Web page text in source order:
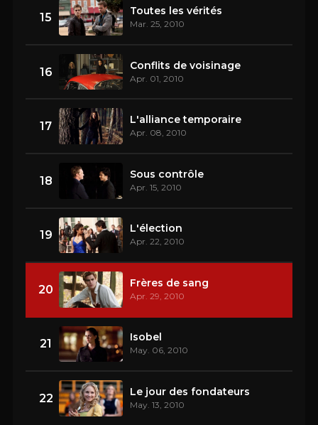
15 Toutes les vérités
Mar. 25, 2010
16 Conflits de voisinage
Apr. 01, 2010
17 L'alliance temporaire
Apr. 08, 2010
18 Sous contrôle
Apr. 15, 2010
19 L'élection
Apr. 22, 2010
20 Frères de sang
Apr. 29, 2010
21 Isobel
May. 06, 2010
22 Le jour des fondateurs
May. 13, 2010